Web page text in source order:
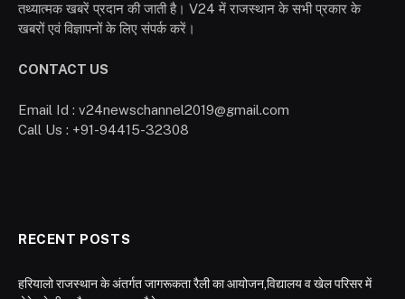
तथ्यात्मक खबरें प्रदान की जाती है। V24 में राजस्थान के सभी प्रकार के
खबरों एवं विज्ञापनों के लिए संपर्क करें।
CONTACT US
Email Id : v24newschannel2019@gmail.com
Call Us : +91-94415-32308
RECENT POSTS
हरियालो राजस्थान के अंतर्गत जागरूकता रैली का आयोजन,विद्यालय व खेल परिसर में